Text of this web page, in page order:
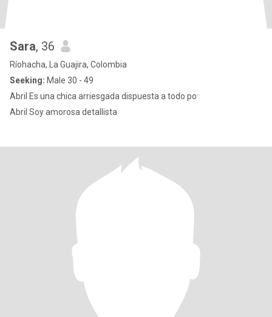
Sara, 36
Ríohacha, La Guajira, Colombia
Seeking: Male 30 - 49
Abril Es una chica arriesgada dispuesta a todo po
Abril Soy amorosa detallista